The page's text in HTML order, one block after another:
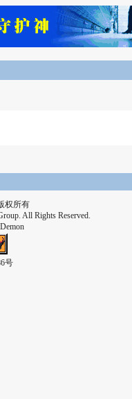
权所有
All Rights Reserved.
号